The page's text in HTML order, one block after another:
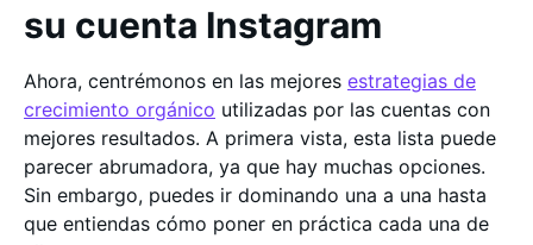
su cuenta Instagram
Ahora, centrémonos en las mejores estrategias de
crecimiento orgánico utilizadas por las cuentas con
mejores resultados. A primera vista, esta lista puede
parecer abrumadora, ya que hay muchas opciones.
Sin embargo, puedes ir dominando una a una hasta
que entiendas cómo poner en práctica cada una de